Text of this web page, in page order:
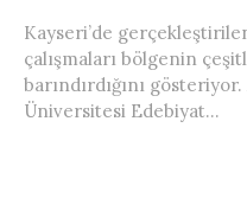
Kayseri’de
çalışmaları bölgenin
barındırdığını
Üniversitesi Edebiyat...